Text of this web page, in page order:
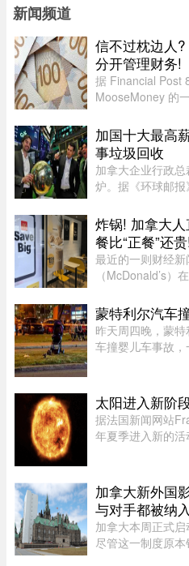
新闻频道
信不过枕边人
分开管理财务!
据 Financial Post
MooseMoney 的
调查于 6 月收集
发现在稳定关系
加国十大最高
事垃圾回收
加拿大企业行政
炉。据《环球邮
的2025年「加拿
全国最高薪的上
炸锅! 加拿大
餐比“正餐”还贵!
最近的一则财经
（McDonald’s）
度依然出现了明显
News这一现象在
蒙特利尔汽车
昨天周四晚，蒙
车撞婴儿车事故
辆汽车撞上一辆
太阳进入新阶
据法国新闻网站
年夏季进入新的
南磁极，南磁极
加拿大新外国
与对手都被纳
加拿大本周正式启
尽管这一制度原